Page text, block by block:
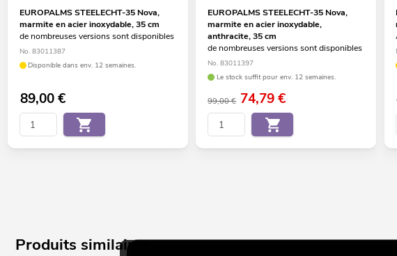
EUROPALMS STEELECHT-35 Nova,
marmite en acier inoxydable, 35 cm
de nombreuses versions sont disponibles
No. 83011387
Disponible dans env. 12 semaines.
89,00€
EUROPALMS STEELECHT-35 Nova,
marmite en acier inoxydable,
anthracite, 35 cm
de nombreuses versions sont disponibles
No. 83011397
Le stock suffit pour env. 12 semaines.
99,00 € 74,79€
Produits similaires